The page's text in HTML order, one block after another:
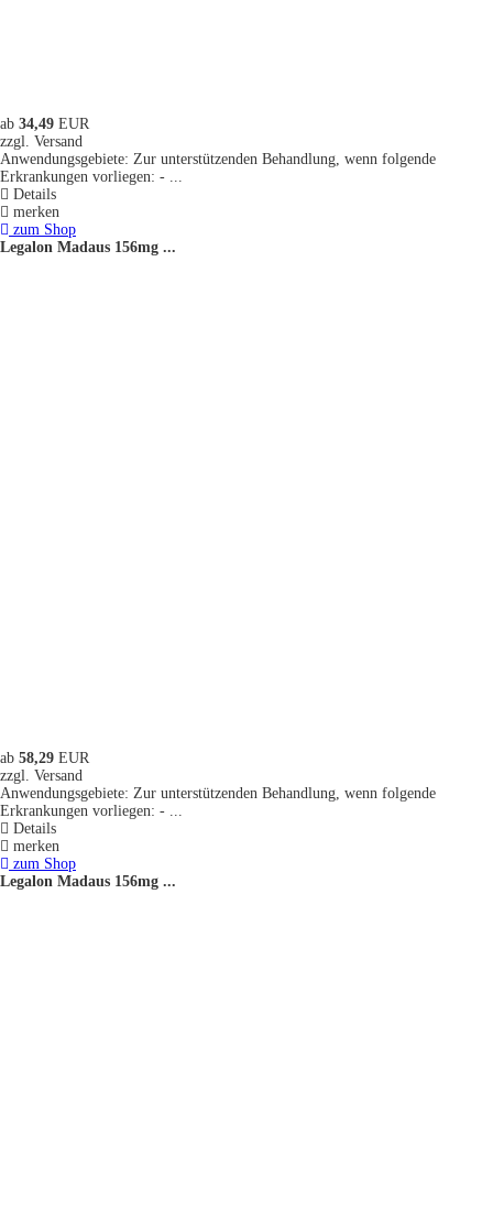
ab 34,49 EUR
zzgl. Versand
Anwendungsgebiete: Zur unterstützenden Behandlung, wenn folgende
Erkrankungen vorliegen: - ...
Details
merken
zum Shop
Legalon Madaus 156mg ...
ab 58,29 EUR
zzgl. Versand
Anwendungsgebiete: Zur unterstützenden Behandlung, wenn folgende
Erkrankungen vorliegen: - ...
Details
merken
zum Shop
Legalon Madaus 156mg ...